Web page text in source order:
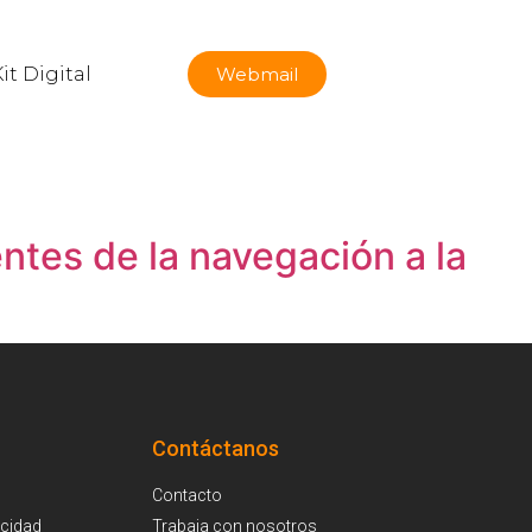
Digital Webmail
de la navegación a la
Contáctanos
Contacto
Trabaja con nosotros